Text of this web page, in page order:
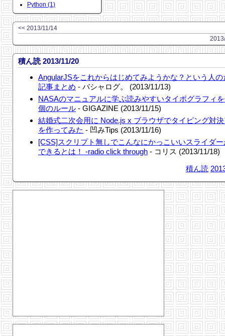
Python (1)
<< 2013/11/14
積ん読 2013/11/20
AngularJSをこれからはじめてみようかな？という人の
記事まとめ - バシャログ。 (2013/11/13)
NASAのマニュアルに学ぶ読みやすいタイポグラフィ
個のルール - GIGAZINE (2013/11/15)
結婚式二次会用に Node.js x ブラウザでタイピング対
を作ってみた - 凹みTips (2013/11/16)
[CSS]スクリプト無しでこんなにかっこいいスライダ
できるとは！ -radio click through - コリス (2013/11/18)
積ん読